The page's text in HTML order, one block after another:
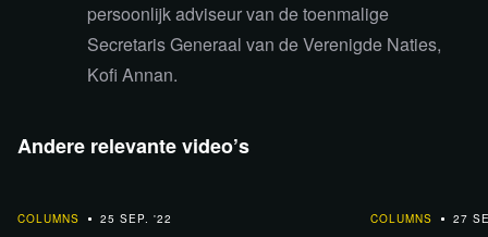
persoonlijk adviseur van de toenmalige
Secretaris Generaal van de Verenigde Naties,
Kofi Annan.
Andere relevante video’s
COLUMNS
25 SEP. '22
COLUMNS
27